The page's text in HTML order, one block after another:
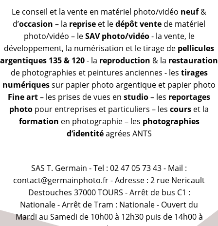
Le conseil et la vente en matériel photo/vidéo neuf&
d’occasion – la reprise et ledépôt vente de matériel
photo/vidéo – leSAV photo/vidéo- la vente, le
développement, la numérisation et le tirage de pellicules
argentiques 135 & 120- la reproduction & la restauration
de photographies et peintures anciennes - les tirages
numériquessur papier photo argentique et papier photo
Fine art– les prises de vues en studio– les reportages
photo pour entreprises et particuliers – les cours et la
formation en photographie – les photographies
d’identitéagrées ANTS
SAS T. Germain - Tel : 02 47 05 73 43 - Mail :
contact@germainphoto.fr - Adresse : 2 rue Nericault
Destouches 37000 TOURS - Arrêt de bus C1 :
Nationale - Arrêt de Tram : Nationale - Ouvert du
Mardi au Samedi de 10h00 à 12h30 puis de 14h00 à